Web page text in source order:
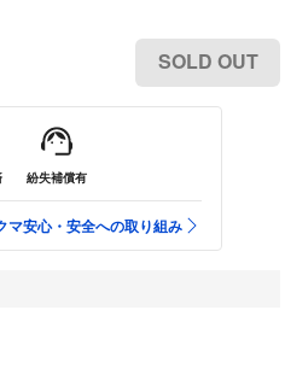
SOLD OUT
紛失補償有
マ安心・安全への取り組み